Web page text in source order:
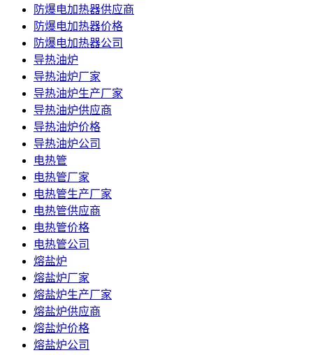
防爆电加热器供应商
防爆电加热器价格
防爆电加热器公司
导热油炉
导热油炉厂家
导热油炉生产厂家
导热油炉供应商
导热油炉价格
导热油炉公司
电热管
电热管厂家
电热管生产厂家
电热管供应商
电热管价格
电热管公司
熔盐炉
熔盐炉厂家
熔盐炉生产厂家
熔盐炉供应商
熔盐炉价格
熔盐炉公司